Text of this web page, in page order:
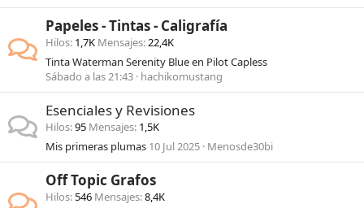
Papeles - Tintas - Caligrafía
Hilos 1,7K Mensajes 22,4K
Tinta Waterman Serenity Blue en Pilot Capless
Sábado a las 21:43 hachikomustang
Esenciales y Revisiones
Hilos 95 Mensajes 1,5K
Mis primeras plumas 10 Jul 2025 Menosde30bi
Off Topic Grafos
Hilos 546 Mensajes 8,4K